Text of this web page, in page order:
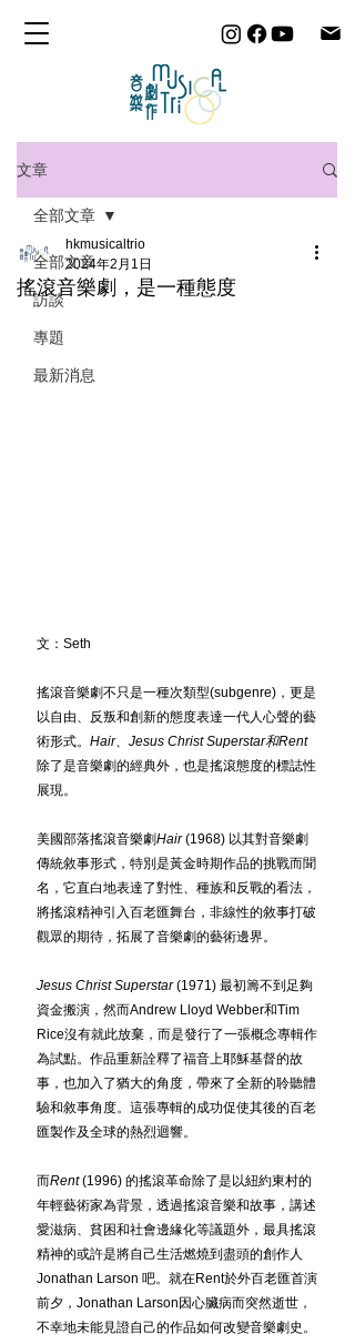
文章
全部文章
訪談
專題
最新消息
全部文章
搖滾音樂劇，是一種態度
hkmusicaltrio
2024年2月1日
文：Seth
搖滾音樂劇不只是一種次類型(subgenre)，更是
以自由、反叛和創新的態度表達一代人心聲的藝
術形式。 Hair、Jesus Christ Superstar和Rent
除了是音樂劇的經典外，也是搖滾態度的標誌性
展現。
美國部落搖滾音樂劇Hair (1968) 以其對音樂劇
傳統敘事形式，特別是黃金時期作品的挑戰而聞
名，它直白地表達了對性、種族和反戰的看法，
將搖滾精神引入百老匯舞台，非線性的敘事打破
觀眾的期待，拓展了音樂劇的藝術邊界。
Jesus Christ Superstar (1971) 最初籌不到足夠
資金搬演，然而Andrew Lloyd Webber和Tim
Rice沒有就此放棄，而是發行了一張概念專輯作
為試點。作品重新詮釋了福音上耶穌基督的故
事，也加入了猶大的角度，帶來了全新的聆聽體
驗和敘事角度。這張專輯的成功促使其後的百老
匯製作及全球的熱烈迴響。
而Rent (1996) 的搖滾革命除了是以紐約東村的
年輕藝術家為背景，透過搖滾音樂和故事，講述
愛滋病、貧困和社會邊緣化等議題外，最具搖滾
精神的或許是將自己生活燃燒到盡頭的創作人
Jonathan Larson 吧。就在Rent於外百老匯首演
前夕，Jonathan Larson因心臟病而突然逝世，
不幸地未能見證自己的作品如何改變音樂劇史。